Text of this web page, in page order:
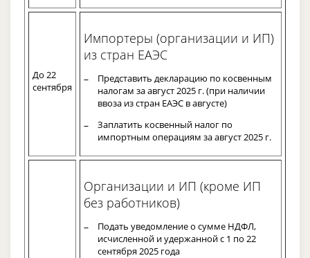
До 22
сентября
Импортеры (организации и ИП)
из стран ЕАЭС
Представить декларацию по косвенным
налогам за август 2025 г. (при наличии
ввоза из стран ЕАЭС в августе)
Заплатить косвенный налог по
импортным операциям за август 2025 г.
Организации и ИП (кроме ИП
без работников)
Подать уведомление о сумме НДФЛ,
исчисленной и удержанной с 1 по 22
сентября 2025 года